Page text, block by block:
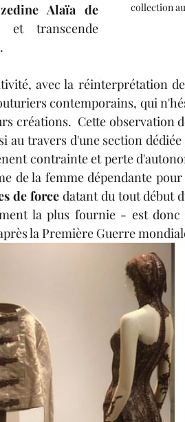
collection
Alaïa de
transcende
avec la réinterprétation
contemporains, qui
créations.  Cette observation
au travers d'une section
contrainte et perte
de la femme dépendante
de force datant du tout début
la plus fournie - est donc
la Première Guerre